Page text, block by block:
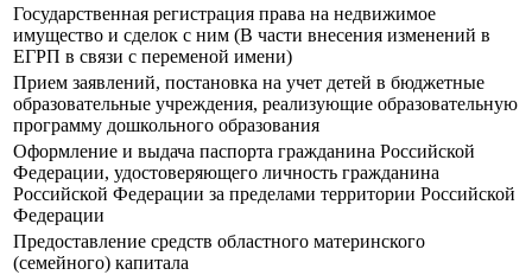
Государственная регистрация права на недвижимое
имущество и сделок с ним (В части внесения изменений в
ЕГРП в связи с переменой имени)
Прием заявлений, постановка на учет детей в бюджетные
образовательные учреждения, реализующие образовательную
программу дошкольного образования
Оформление и выдача паспорта гражданина Российской
Федерации, удостоверяющего личность гражданина
Российской Федерации за пределами территории Российской
Федерации
Предоставление средств областного материнского
(семейного) капитала